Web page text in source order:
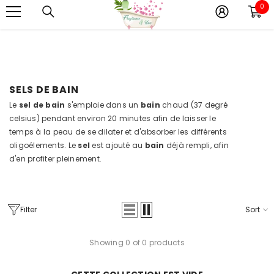
IGNORER ET PASSER AU CONTENU
Toutes vos commandes seront préparer à la fin du
mois d'aout.
0 0
SELS DE BAIN
Le sel de bain s'emploie dans un bain chaud (37 degré
celsius) pendant environ 20 minutes afin de laisser le
temps à la peau de se dilater et d'absorber les différents
oligoélements. Le sel est ajouté au bain déjà rempli, afin
d'en profiter pleinement.
Filter Sort
Showing 0 of 0 products